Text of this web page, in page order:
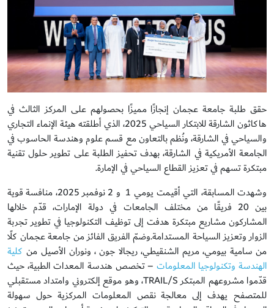
حقق طلبة جامعة عجمان إنجازًا مميزًا بحصولهم على المركز الثالث في
هاكاثون الشارقة للابتكار السياحي 2025، الذي أطلقته هيئة الإنماء التجاري
والسياحي في الشارقة، ونُظم بالتعاون مع قسم علوم وهندسة الحاسوب في
الجامعة الأمريكية في الشارقة، بهدف تحفيز الطلبة على تطوير حلول تقنية
مبتكرة تسهم في تعزيز القطاع السياحي في الإمارة.
وشهدت المسابقة، التي أقيمت يومي 1 و 2 نوفمبر 2025، منافسة قوية
بين 20 فريقًا من مختلف الجامعات في دولة الإمارات، قدّم خلالها
المشاركون مشاريع مبتكرة هدفت إلى توظيف التكنولوجيا في تطوير تجربة
الزوار وتعزيز السياحة المستدامة.وضمّ الفريق الفائز من جامعة عجمان كلًا
من سامية بيومي، مريم الشنقيطي، ريجالا جون ، ونوران الأصيل من كلية
الهندسة وتكنولوجيا المعلومات – تخصص هندسة المعدات الطبية، حيث
قدّموا مشروعهم المبتكر TRAIL/S، وهو موقع إلكتروني وامتداد مستقبلي
للمتصفح يهدف إلى معالجة نقص المعلومات المركزية حول سهولة